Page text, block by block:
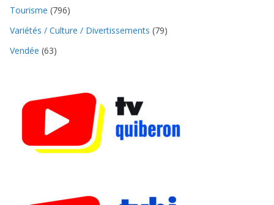
Tourisme (796)
Variétés / Culture / Divertissements (79)
Vendée (63)